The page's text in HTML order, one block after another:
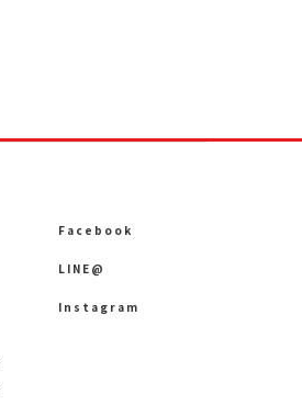
Facebook
LINE@
Instagram